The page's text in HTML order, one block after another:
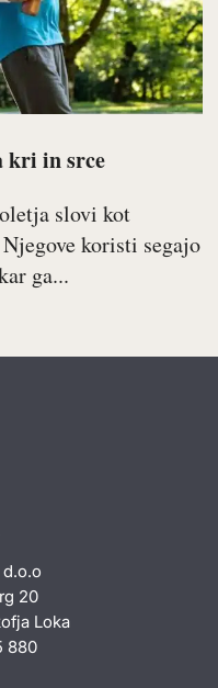
kri in srce
slovi kot
koristi segajo
ga...
20
Loka
880